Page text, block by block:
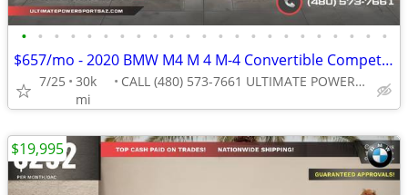
• • • • • • • • • • • • • • • • • • • • • • •
$657/mo - 2020 BMW M4 M 4 M-4 Convertible Competition WE FINANCE ALL C
7/25
30k
mi
CALL (480) 573-7661 ULTIMATE POWERSPORTS
$19,995